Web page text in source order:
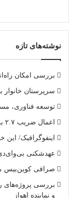
نوشته‌های تازه
بررسی امکان
سرپرستان خانوار بخوانند/
توسعه فناوری،
اعمال ضریب ۲.۷ برای اینترنت بین‌الملل صحت ندارد
اینفوگرافیک/
عهدشکنی
صرافی کوین‌بیس معاملات ۶
بررسی پروژه‌های
و نماینده اهواز